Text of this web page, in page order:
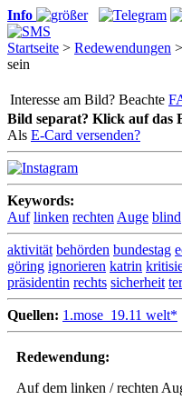
Info
Startseite > Redewendungen
sein
Interesse am Bild? Beachte
Bild separat? Klick auf das
Als E-Card versenden?
Keywords:
Auf linken rechten Auge blind
aktivität behörden bundestag
göring ignorieren katrin
präsidentin rechts sicherheit
Quellen: 1.mose_19.11 welt*
Redewendung:
Auf dem linken / rechten